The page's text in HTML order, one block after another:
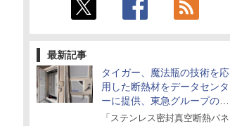
最新記事
タイガー、魔法瓶の技術を応
用した断熱材をデータセンタ
ーに提供、東急グループの実
証実験で
「ステンレス密封真空断熱パネ